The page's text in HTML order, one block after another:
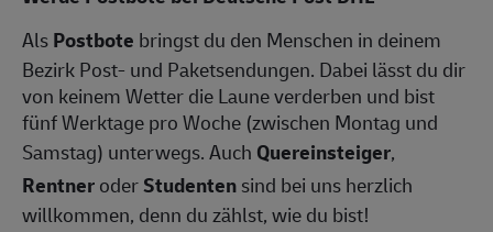
AlsPostbote bringst du den Menschen in deinem
Bezirk Post- und Paketsendungen. Dabei lässt du dir
von keinem Wetter die Laune verderben und bist
fünf Werktage pro Woche (zwischen Montag und
Samstag) unterwegs. Auch Quereinsteiger,
RentneroderStudentensind bei uns herzlich
willkommen, denn du zählst, wie du bist!